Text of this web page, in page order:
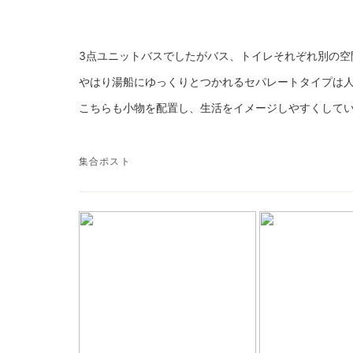
3点ユニットバスでしたがバス、トイレそれぞれ別の
やはり湯船にゆっくりとつかれるセパレートタイプは
こちらも小物を配置し、生活をイメージしやすくして
集合ポスト